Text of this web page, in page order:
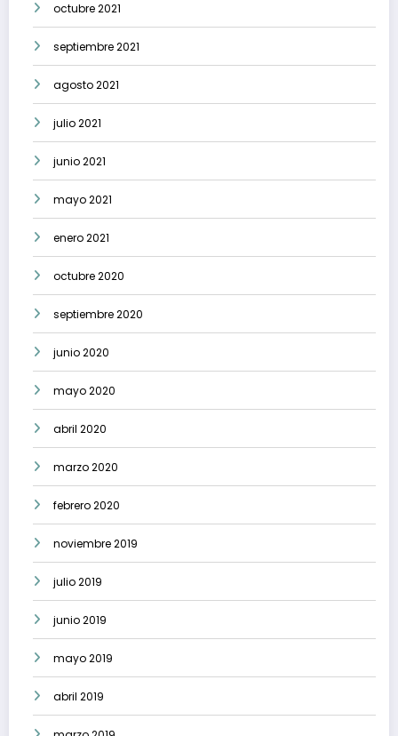
octubre 2021
septiembre 2021
agosto 2021
julio 2021
junio 2021
mayo 2021
enero 2021
octubre 2020
septiembre 2020
junio 2020
mayo 2020
abril 2020
marzo 2020
febrero 2020
noviembre 2019
julio 2019
junio 2019
mayo 2019
abril 2019